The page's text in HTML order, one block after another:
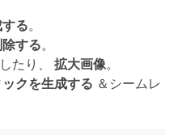
る。
する。
たり、 拡大画像。
クを生成する ＆シームレ